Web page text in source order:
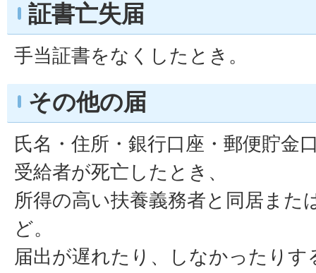
証書亡失届
手当証書をなくしたとき。
その他の届
氏名・住所・銀行口座・郵便貯金
受給者が死亡したとき、
所得の高い扶養義務者と同居また
ど。
届出が遅れたり、しなかったりす